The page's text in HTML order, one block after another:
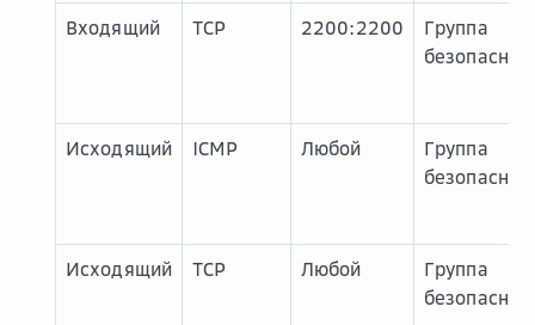
Входящий TCP 2200:2200
Группа
Исходящий ICMP Любой
Группа
Исходящий TCP Любой
Группа